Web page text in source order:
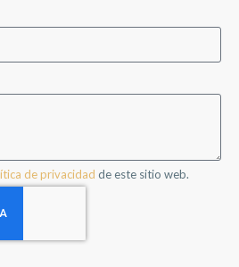
de privacidadde este sitio web.